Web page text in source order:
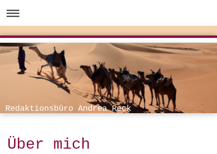
Redaktionsbüro Andrea Reck
Über mich